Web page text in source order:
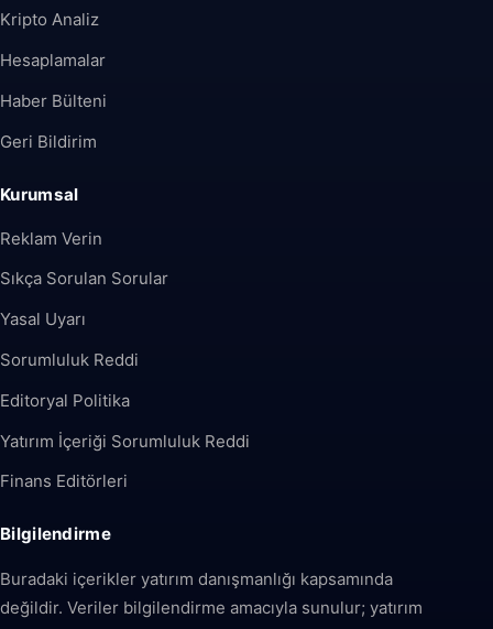
Kripto Analiz
Hesaplamalar
Haber Bülteni
Geri Bildirim
Kurumsal
Reklam Verin
Sıkça Sorulan Sorular
Yasal Uyarı
Sorumluluk Reddi
Editoryal Politika
Yatırım İçeriği Sorumluluk Reddi
Finans Editörleri
Bilgilendirme
Buradaki içerikler yatırım danışmanlığı kapsamında
değildir. Veriler bilgilendirme amacıyla sunulur; yatırım